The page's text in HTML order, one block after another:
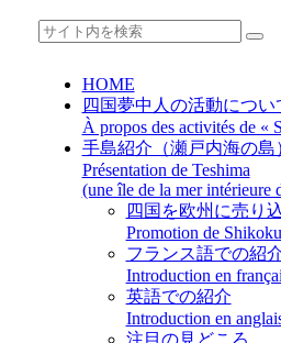
HOME
四国夢中人の活動につい
À propos des activités de «
手島紹介（瀬戸内海の島
Présentation de Teshima
(une île de la mer intérieure
四国を欧州に売り
Promotion de
フランス語での紹
Introduction en
英語での紹介
Introduction en
注目の見どころ